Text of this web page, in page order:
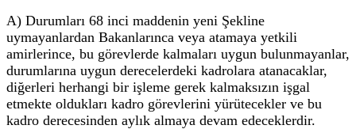
A) Durumları 68 inci maddenin yeni Şekline
uymayanlardan Bakanlarınca veya atamaya yetkili
amirlerince, bu görevlerde kalmaları uygun bulunmayanlar,
durumlarına uygun derecelerdeki kadrolara atanacaklar,
diğerleri herhangi bir işleme gerek kalmaksızın işgal
etmekte oldukları kadro görevlerini yürütecekler ve bu
kadro derecesinden aylık almaya devam edeceklerdir.